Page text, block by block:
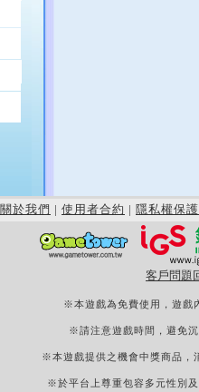
關於我們 | 使用者合約 | 隱私權保護
客戶問題
※本遊戲為免費使用，遊戲
※請注意遊戲時間，避免
※本遊戲提供之機會中獎商品，
※於平台上尊重包容多元性別